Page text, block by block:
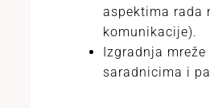
aspektima rada
komunikacije).
Izgradnja
saradnicima i